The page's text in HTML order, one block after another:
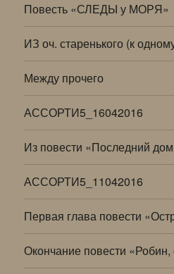
Повесть «СЛЕДЫ у МОРЯ»
ИЗ оч. старенького (к
Между прочего
АССОРТИ5_16042016
Из повести «Последний
АССОРТИ5_11042016
Первая глава повести
Окончание повести